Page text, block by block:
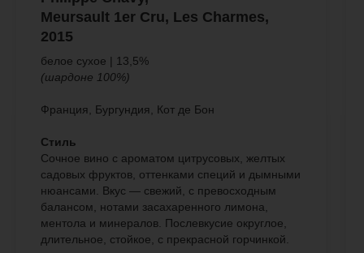
Meursault 1er Cru, Les Charmes,
2015
белое сухое | 13,5%
(шардоне 100%)
Франция, Бургундия, Кот де Бон
Стиль
Сочное вино с ароматом цитрусовых, желтых
садовых фруктов, оттенками специй и дымными
нюансами. Вкус — свежий, с превосходным
балансом, нотами засахаренного лимона,
ментола и минералов. Послевкусие округлое,
длительное, стойкое, с прекрасной горчинкой.